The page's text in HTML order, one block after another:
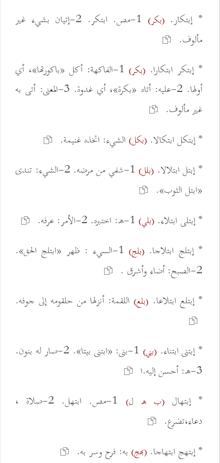
* إبتكار.(بكر)
1-مص. ابتكر. 2-إتيان بشيء غير
مألوف.
* إبتكر ابتكارا. (بكر)
1-الفاكهة: أكل «باكورتها»، أي
أولها. 2-عليه: أتاه «بكرة»، أي غدوة. 3-المعنى: أتى به
غير مألوف.
* إبتكل ابتكالا. (بكل) الشيء: اتخذه غنيمة.
* إبتل ابتلالا. (بلل)
1-شفي من مرضه. 2-الشيء: تندى
«ابتل الثوب».
* إبتلى ابتلاء. (بلي)
* إبتلج ابتلاجا.(بلج)
1-السيء : ظهر «ابتلج الحق».
2-الصبح: أضاء وأشرق .
* إبتلع ابتلاعا. (بلع) اللقمة: أنزلها من حلقومه إلى جوفه.
* إبتنى ابتناء. (بني)
1-بنى: «ابتنى بيتا». 2-صار له بنون.
3-ه: أحسن إليه.ا
* إبتهال(ب ه ل)
1-مص. ابتهل. 2-صلاة ،
دعاء،تضرع.
* إبتهج ابتهاجا. (بهج) به: فرح وسر به.